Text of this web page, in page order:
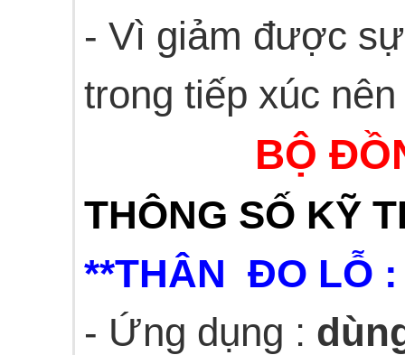
- Vì giảm được
trong tiếp xúc
BỘ
THÔNG SỐ KỸ
**THÂN ĐO LỖ :
- Ứng dụng :